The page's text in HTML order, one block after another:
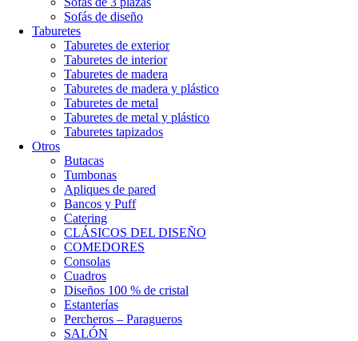
Sofás de diseño
Taburetes
Taburetes de exterior
Taburetes de interior
Taburetes de madera
Taburetes de madera y plástico
Taburetes de metal
Taburetes de metal y plástico
Taburetes tapizados
Otros
Butacas
Tumbonas
Apliques de pared
Bancos y Puff
Catering
CLÁSICOS DEL DISEÑO
COMEDORES
Consolas
Cuadros
Diseños 100 % de cristal
Estanterías
Percheros – Paragueros
SALÓN